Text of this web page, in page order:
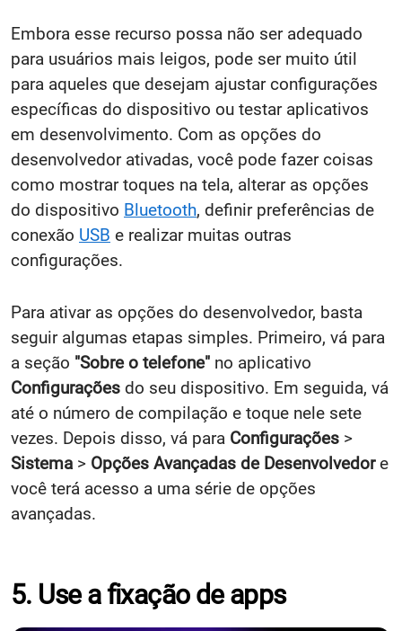
Embora esse recurso possa não ser adequado
para usuários mais leigos, pode ser muito útil
para aqueles que desejam ajustar configurações
específicas do dispositivo ou testar aplicativos
em desenvolvimento. Com as opções do
desenvolvedor ativadas, você pode fazer coisas
como mostrar toques na tela, alterar as opções
do dispositivo Bluetooth, definir preferências de
conexão USB e realizar muitas outras
configurações.
Para ativar as opções do desenvolvedor, basta
seguir algumas etapas simples. Primeiro, vá para
a seção "Sobre o telefone" no aplicativo
Configurações do seu dispositivo. Em seguida, vá
até o número de compilação e toque nele sete
vezes. Depois disso, vá para Configurações >
Sistema > Opções Avançadas de Desenvolvedore
você terá acesso a uma série de opções
avançadas.
5. Use a fixação de apps